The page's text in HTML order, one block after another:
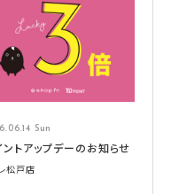
Sun
トアップデーのお知らせ
松戸店